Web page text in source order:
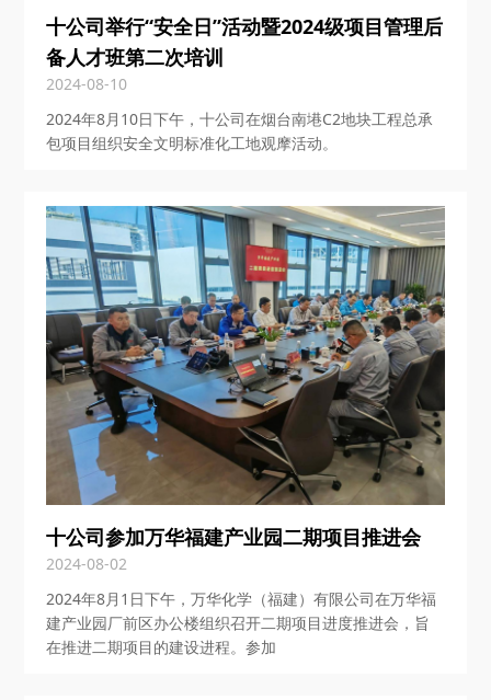
十公司举行“安全日”活动暨2024级项目管理后
备人才班第二次培训
2024-08-10
2024年8月10日下午，十公司在烟台南塂C2地块工程总承
包项目组织安全文明标准化工地观摩活动。
十公司参加万华福建产业园二期项目推进会
2024-08-02
2024年8月1日下午，万华化学（福建）有限公司在万华福
建产业园厂前区办公楼组织召开二期项目进度推进会，旨
在推进二期项目的建设进程。参加